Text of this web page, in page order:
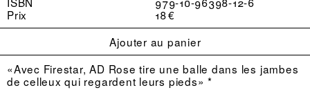
Prix
18 €
Ajouter au panier
«Avec Firestar, AD Rose tire une balle dans les jambes
de celleux qui regardent leurs pieds» *